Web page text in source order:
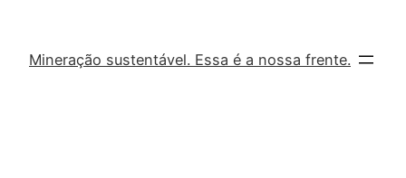
Mineração sustentável. Essa é a nossa frente.